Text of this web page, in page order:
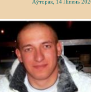
Аўторак, 14 Ліпень